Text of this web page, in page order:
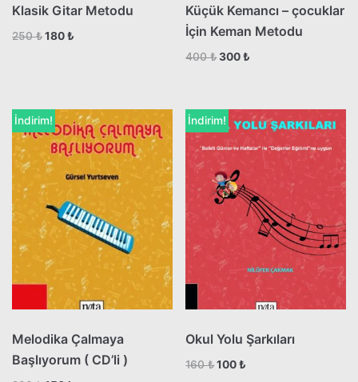
Klasik Gitar Metodu
250₺180₺
Küçük Kemancı – çocuklar
İçin Keman Metodu
400₺300₺
İndirim!
Melodika Çalmaya
Başlıyorum ( CD’li )
İndirim!
Okul Yolu Şarkıları
160₺100₺